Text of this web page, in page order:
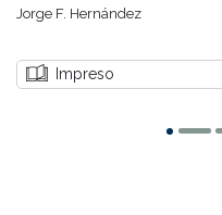
Jorge F. Hernández
Impreso